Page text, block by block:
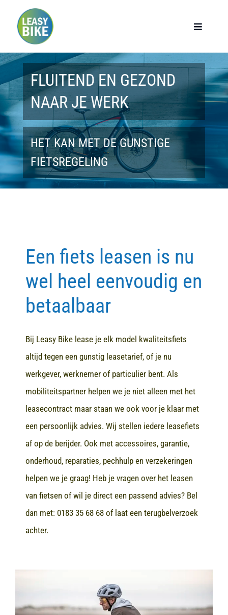
Toggle
Home
Werknemers
Werkgevers
Privé lease
Modellen
Contact
FLUITEND EN GEZOND
NAAR JE WERK
HET KAN MET DE GUNSTIGE
FIETSREGELING
Een fiets leasen is nu
wel heel eenvoudig en
betaalbaar
Bij Leasy Bike lease je elk model kwaliteitsfiets
altijd tegen een gunstig leasetarief, of je nu
werkgever, werknemer of particulier bent. Als
mobiliteitspartner helpen we je niet alleen met het
leasecontract maar staan we ook voor je klaar met
een persoonlijk advies. Wij stellen iedere leasefiets
af op de berijder. Ook met accessoires, garantie,
onderhoud, reparaties, pechhulp en verzekeringen
helpen we je graag! Heb je vragen over het leasen
van fietsen of wil je direct een passend advies? Bel
dan met: 0183 35 68 68of laat een terugbelverzoek
achter.